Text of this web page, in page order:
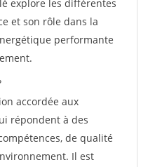
explore les différentes
et son rôle dans la
performante
accordée aux
répondent à des
de qualité
Il est